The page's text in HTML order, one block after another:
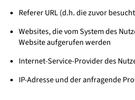
Referer URL (d.h. die zuvor
Websites, die vom System des
Website aufgerufen werden
Internet-Service-Provider des
IP-Adresse und der anfragende